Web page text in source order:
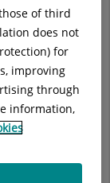
of third
does not
for
improving
through
information,